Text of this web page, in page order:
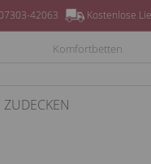
Kostenlose
42063
Komfortbetten
ZUDECKEN